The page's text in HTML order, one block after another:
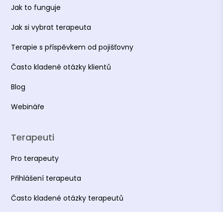
Jak to funguje
Jak si vybrat terapeuta
Terapie s příspěvkem od pojišťovny
Často kladené otázky klientů
Blog
Webináře
Terapeuti
Pro terapeuty
Přihlášení terapeuta
Často kladené otázky terapeutů